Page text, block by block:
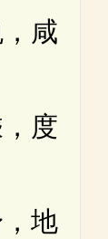
咸
度
地